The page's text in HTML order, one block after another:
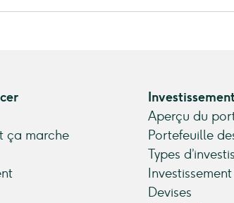
ça marche
Aperçu du
Portefeuille
Types
Devises